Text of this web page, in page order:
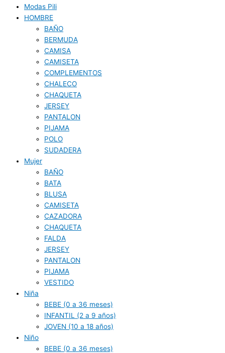
Modas Pili
HOMBRE
BAÑO
BERMUDA
CAMISA
CAMISETA
COMPLEMENTOS
CHALECO
CHAQUETA
JERSEY
PANTALON
PIJAMA
POLO
SUDADERA
Mujer
BAÑO
BATA
BLUSA
CAMISETA
CAZADORA
CHAQUETA
FALDA
JERSEY
PANTALON
PIJAMA
VESTIDO
Niña
BEBE (0 a 36 meses)
INFANTIL (2 a 9 años)
JOVEN (10 a 18 años)
Niño
BEBE (0 a 36 meses)